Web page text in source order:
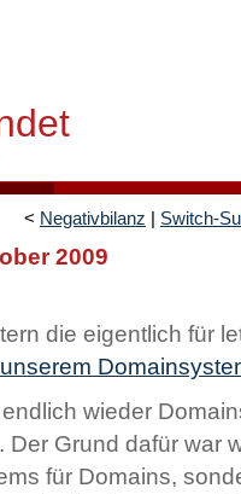
< Negativbilanz | Switch-
2009
die eigentlich für
wieder
Der Grund dafür war
für Domains,